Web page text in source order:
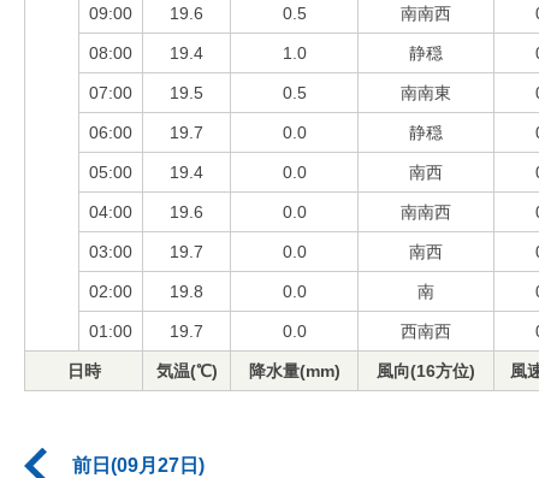
09:00 19.6 0.5 南南西
08:00 19.4 1.0 静穏
07:00 19.5 0.5 南南東
06:00 19.7 0.0 静穏
05:00 19.4 0.0 南西
04:00 19.6 0.0 南南西
03:00 19.7 0.0 南西
02:00 19.8 0.0 南
01:00 19.7 0.0 西南西
日時 気温(℃) 降水量(mm) 風向(16方位) 風
前日(09月27日)